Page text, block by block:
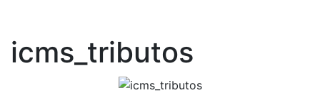
icms_tributos